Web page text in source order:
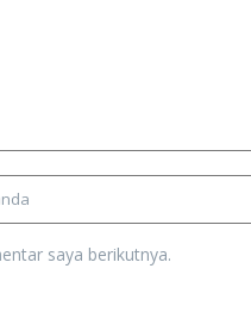
saya berikutnya.